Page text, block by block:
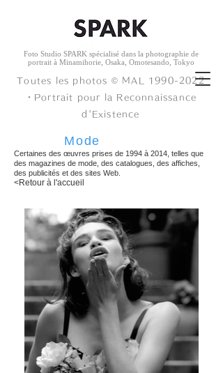
Toutes les photos © ︎MAL 1990-2022
・ Portrait pour la Reconnaissance
d'Existence
Foto Studio SPARK spécialisé dans la photographie de
portrait à Minamihorie, Osaka, Omotesando, Tokyo
Mode
Certaines des œuvres prises de 1994 à 2014, telles que
des magazines de mode, des catalogues, des affiches,
des publicités et des sites Web.
<Retour à l'accueil